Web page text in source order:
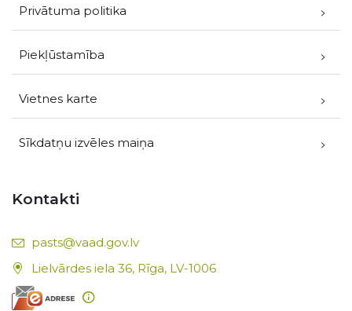
Privātuma politika
Piekļūstamība
Vietnes karte
Sīkdatņu izvēles maiņa
Kontakti
E-pasts:
pasts@vaad.gov.lv
Lielvārdes iela 36, Rīga, LV-1006